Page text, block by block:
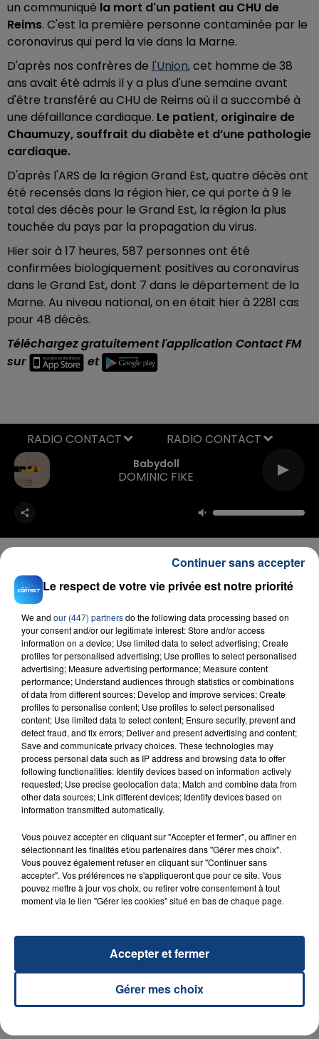
un communiqué la mort d'un patient au CHU de
Reims. C'est la première personne contaminée par le
coronavirus qui perd la vie dans la Marne.
D'après nos confrères de l'Union, cet homme de 38
ans avait été admis il y a plus d'une semaine avant
d'être transféré au CHU de Reims où il a succombé à
une défaillance cardiaque. Le patient, originaire de
Chaumuzy, souffrait du diabète et d’une pathologie
cardiaque.
D'après l'ARS de la région Grand Est, quatre décès ont
été recensés dans la région hier, ce qui porte à 9 le
total des décès pour le Grand Est, la région la plus
touchée du pays par la propagation du virus.
Hier soir à 17 heures, 587 personnes ont été
confirmées biologiquement positives au coronavirus
dans le Grand Est, dont 7 dans le département de la
Marne. Au niveau national, on en était hier à 2281 cas
pour 48 décès.
Téléchargez gratuitement l'application Contact FM
sur
et
Babydoll
DOMINIC FIKE
RADIO CONTACT
FIL D'ACTU
23 juillet 2026
INCENDIE MORTEL À LENS : UNE FEMME ET
SON BÉBÉ ENTRE LA VIE ET LA...
Un homme s'est immolé par le feu après avoir
aspergé sa compagne et leur bébé de trois mois
UNE ADOLESCENTE DEVANT SE FAIRE
OPÉRER DE LA CHEVILLE RESSORT DE LA...
La famille a porté plainte contre la clinique qui a
reconnu sa responsabilité et présenté ses
excuses.
Le respect de votre vie privée est notre priorité
We and our (447) partnersdo the following data processing based on
your consent and/or our legitimate interest: Store and/or access
information on a device; Use limited data to select advertising; Create
profiles for personalised advertising; Use profiles to select personalised
advertising; Measure advertising performance; Measure content
performance; Understand audiences through statistics or combinations
of data from different sources; Develop and improve services; Create
profiles to personalise content; Use profiles to select personalised
content; Use limited data to select content; Ensure security, prevent and
detect fraud, and fix errors; Deliver and present advertising and content;
Save and communicate privacy choices. These technologies may
process personal data such as IP address and browsing data to offer
following functionalities: Identify devices based on information actively
requested; Use precise geolocation data; Match and combine data from
other data sources; Link different devices; Identify devices based on
information transmitted automatically.
Vous pouvez accepter en cliquant sur "Accepter et fermer", ou affiner en
sélectionnant les finalités et/ou partenaires dans "Gérer mes choix".
Vous pouvez également refuser en cliquant sur "Continuer sans
accepter". Vos préférences ne s'appliqueront que pour ce site. Vous
pouvez mettre à jour vos choix, ou retirer votre consentement à tout
moment via le lien "Gérer les cookies" situé en bas de chaque page.
Gérer mes choix
Accepter et fermer
Continuer sans accepter